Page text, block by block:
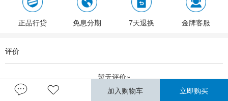
正品行贷 免息分期 7天退换 金牌客服
评价
暂无评价~
加入购物车 立即购买